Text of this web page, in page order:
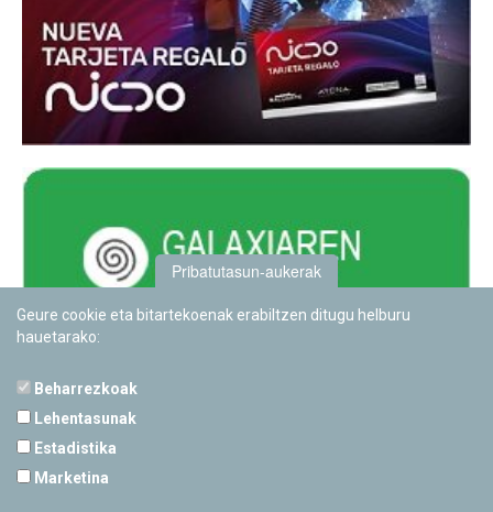
Pribatutasun-aukerak
Geure cookie eta bitartekoenak erabiltzen ditugu helburu
hauetarako:
Beharrezkoak
Lehentasunak
Estadistika
Marketina